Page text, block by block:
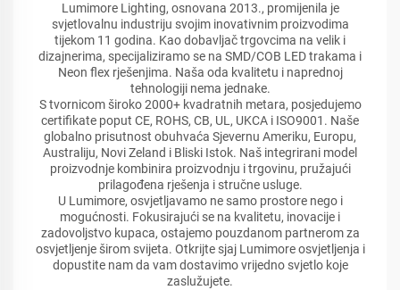
Lumimore Lighting, osnovana 2013., promijenila je
svjetlovalnu industriju svojim inovativnim proizvodima
tijekom 11 godina. Kao dobavljač trgovcima na velik i
dizajnerima, specijaliziramo se na SMD/COB LED trakama i
Neon flex rješenjima. Naša oda kvalitetu i naprednoj
tehnologiji nema jednake.
S tvornicom široko 2000+ kvadratnih metara, posjedujemo
certifikate poput CE, ROHS, CB, UL, UKCA i ISO9001. Naše
globalno prisutnost obuhvaća Sjevernu Ameriku, Europu,
Australiju, Novi Zeland i Bliski Istok. Naš integrirani model
proizvodnje kombinira proizvodnju i trgovinu, pružajući
prilagođena rješenja i stručne usluge.
U Lumimore, osvjetljavamo ne samo prostore nego i
mogućnosti. Fokusirajući se na kvalitetu, inovacije i
zadovoljstvo kupaca, ostajemo pouzdanom partnerom za
osvjetljenje širom svijeta. Otkrijte sjaj Lumimore osvjetljenja i
dopustite nam da vam dostavimo vrijedno svjetlo koje
zaslužujete.